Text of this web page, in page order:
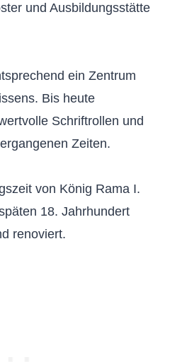
und Ausbildungsstätte
ein Zentrum
Bis heute
Schriftrollen und
Zeiten.
von König Rama I.
18. Jahrhundert
renoviert.